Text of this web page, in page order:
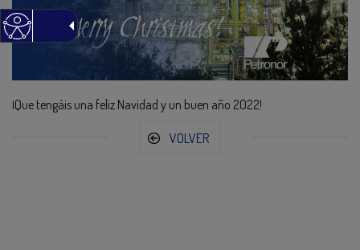
¡Que tengáis una feliz Navidad y un buen año 2022!
VOLVER